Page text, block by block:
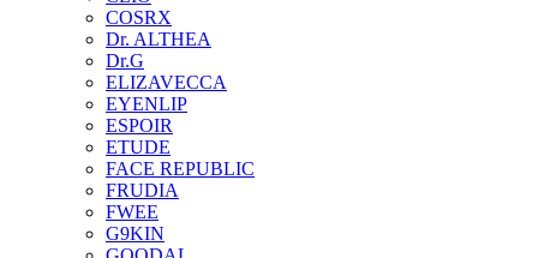
COSRX
Dr. ALTHEA
Dr.G
ELIZAVECCA
EYENLIP
ESPOIR
ETUDE
FACE REPUBLIC
FRUDIA
FWEE
G9KIN